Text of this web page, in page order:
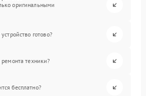
оригинальными
готово?
ремонта техники?
бесплатно?